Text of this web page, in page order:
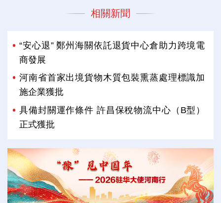
相關新聞
“安心退” 鄭州海關依託退貨中心倉助力跨境電
商發展
河南省首家出境貨物木質包裝熏蒸處理標識加
施企業獲批
具備封關運作條件 許昌保稅物流中心（B型）
正式獲批